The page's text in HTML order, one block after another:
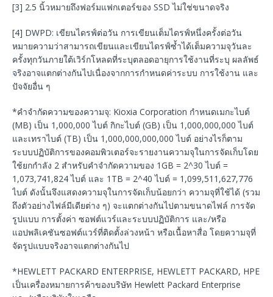
[3] 2.5 นิ้วหมายถึงฟอร์มแฟกเตอร์ของ SSD ไม่ใช่ขนาดจริง
[4] DWPD: เขียนไดรฟ์ต่อวัน การเขียนเต็มไดรฟ์หนึ่งครั้งต่อวัน
หมายความว่าสามารถเขียนและเขียนไดรฟ์ซ้ำได้เต็มความจุวันละ
ครั้งทุกวันภายใต้เวิร์กโหลดที่ระบุตลอดอายุการใช้งานที่ระบุ ผลลัพธ์
จริงอาจแตกต่างกันไปเนื่องจากการกำหนดค่าระบบ การใช้งาน และ
ปัจจัยอื่น ๆ
*คำจำกัดความของความจุ: Kioxia Corporation กำหนดเมกะไบต์
(MB) เป็น 1,000,000 ไบต์ กิกะไบต์ (GB) เป็น 1,000,000,000 ไบต์
และเทราไบต์ (TB) เป็น 1,000,000,000,000 ไบต์ อย่างไรก็ตาม
ระบบปฏิบัติการของคอมพิวเตอร์จะรายงานความจุในการจัดเก็บโดย
ใช้ยกกำลัง 2 สำหรับคำจำกัดความของ 1GB = 2^30 ไบต์ =
1,073,741,824 ไบต์ และ 1TB = 2^40 ไบต์ = 1,099,511,627,776
ไบต์ ดังนั้นจึงแสดงความจุในการจัดเก็บน้อยกว่า ความจุที่ใช้ได้ (รวม
ถึงตัวอย่างไฟล์มีเดียต่าง ๆ) จะแตกต่างกันไปตามขนาดไฟล์ การจัด
รูปแบบ การตั้งค่า ซอฟต์แวร์และระบบปฏิบัติการ และ/หรือ
แอปพลิเคชันซอฟต์แวร์ที่ติดตั้งล่วงหน้า หรือเนื้อหาสื่อ โดยความจุที่
จัดรูปแบบจริงอาจแตกต่างกันไป
*HEWLETT PACKARD ENTERPRISE, HEWLETT PACKARD, HPE
เป็นเครื่องหมายการค้าของบริษัท Hewlett Packard Enterprise